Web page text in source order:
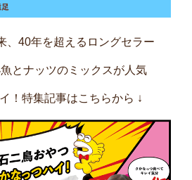
、40年を超えるロングセラー
とナッツのミックスが人気
！特集記事はこちらから ↓